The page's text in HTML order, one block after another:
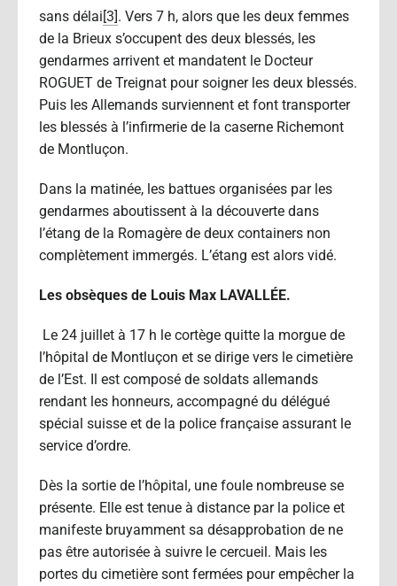
sans délai[3]. Vers 7 h, alors que les deux femmes
de la Brieux s’occupent des deux blessés, les
gendarmes arrivent et mandatent le Docteur
ROGUET de Treignat pour soigner les deux blessés.
Puis les Allemands surviennent et font transporter
les blessés à l’infirmerie de la caserne Richemont
de Montluçon.
Dans la matinée, les battues organisées par les
gendarmes aboutissent à la découverte dans
l’étang de la Romagère de deux containers non
complètement immergés. L’étang est alors vidé.
Les obsèques de Louis Max LAVALLÉE.
Le 24 juillet à 17 h le cortège quitte la morgue de
l’hôpital de Montluçon et se dirige vers le cimetière
de l’Est. Il est composé de soldats allemands
rendant les honneurs, accompagné du délégué
spécial suisse et de la police française assurant le
service d’ordre.
Dès la sortie de l’hôpital, une foule nombreuse se
présente. Elle est tenue à distance par la police et
manifeste bruyamment sa désapprobation de ne
pas être autorisée à suivre le cercueil. Mais les
portes du cimetière sont fermées pour empêcher la